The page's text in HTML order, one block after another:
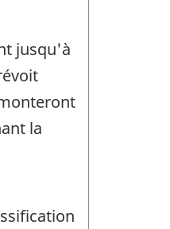
jusqu'à
la